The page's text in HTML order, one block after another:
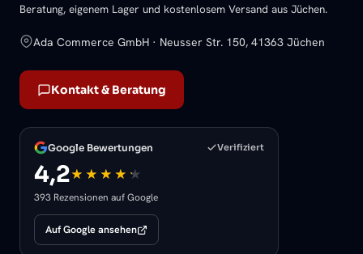
Beratung, eigenem Lager und kostenlosem Versand aus Jüchen.
Ada Commerce GmbH · Neusser Str. 150, 41363 Jüchen
Kontakt & Beratung
Google Bewertungen Verifiziert
4,2
393 Rezensionen auf Google
Auf Google ansehen